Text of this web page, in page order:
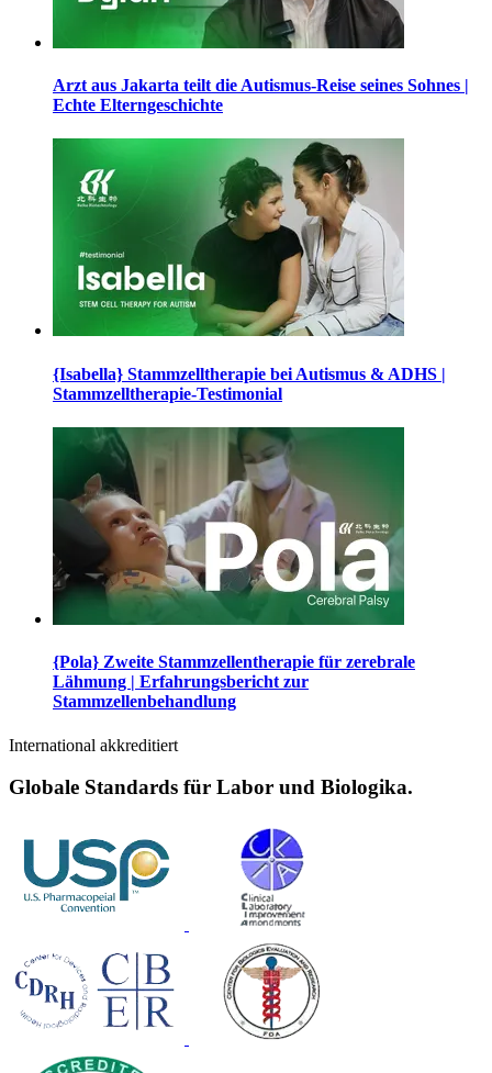
Arzt aus Jakarta teilt die Autismus-Reise seines Sohnes |
Echte Elterngeschichte
{Isabella} Stammzelltherapie bei Autismus & ADHS |
Stammzelltherapie-Testimonial
{Pola} Zweite Stammzellentherapie für zerebrale
Lähmung | Erfahrungsbericht zur
Stammzellenbehandlung
International akkreditiert
Globale Standards für Labor und Biologika.